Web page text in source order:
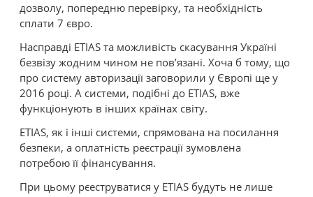
дозволу, попередню перевірку, та необхідність
сплати 7 євро.
Насправді ETIAS та можливість скасування Україні
безвізу жодним чином не пов’язані. Хоча б тому, що
про систему авторизації заговорили у Європі ще у
2016 році. А системи, подібні до ETIAS, вже
функціонують в інших країнах світу.
ETIAS, як і інші системи, спрямована на посилання
безпеки, а оплатність реєстрації зумовлена
потребою її фінансування.
При цьому рєеструватися у ETIAS будуть не лише